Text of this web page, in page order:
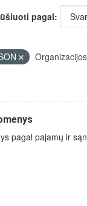
pagal
pagal pajamų ir